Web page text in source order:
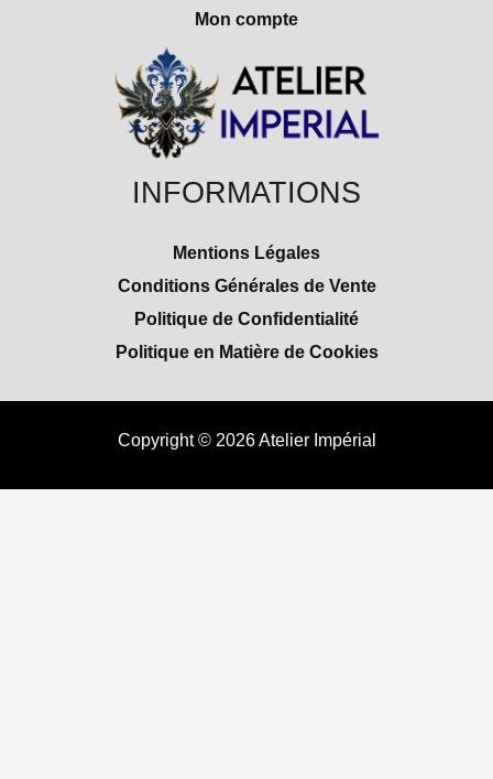
Mon compte
INFORMATIONS
Mentions Légales
Conditions Générales de Vente
Politique de Confidentialité
Politique en Matière de Cookies
Copyright © 2026 Atelier Impérial